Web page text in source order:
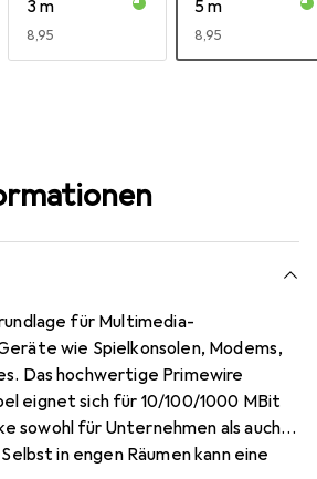
3 m
EUR
8,95
5 m
EUR
8,95
für Multimedia-
wie Spielkonsolen, Modems,
Das hochwertige Primewire
eignet sich für 10/100/1000 MBit
sowohl für Unternehmen als auch
in engen Räumen kann eine